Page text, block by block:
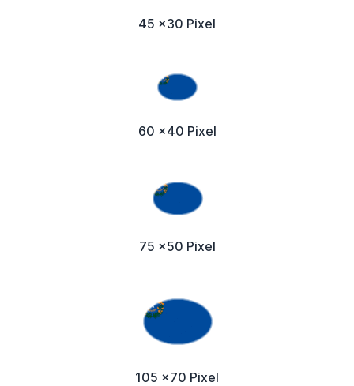
45 x30 Pixel
60 x40 Pixel
75 x50 Pixel
105 x70 Pixel